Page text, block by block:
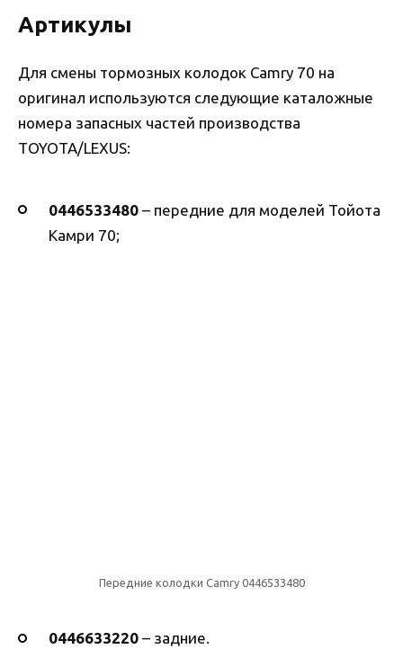
Артикулы
Для смены тормозных колодок Camry 70 на
оригинал используются следующие каталожные
номера запасных частей производства
TOYOTA/LEXUS:
0446533480 – передние для моделей Тойота
Камри 70;
Передние колодки Camry 0446533480
0446633220 – задние.